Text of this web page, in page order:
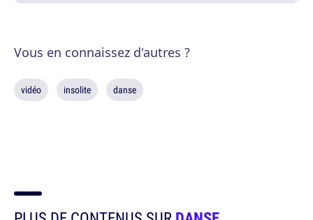
Vous en connaissez d'autres ?
vidéo insolite danse